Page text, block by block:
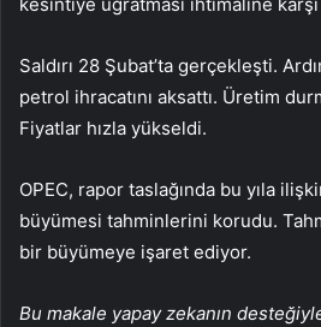
kesintiye uğratması ihtimaline karşı
Saldırı 28 Şubat’ta gerçekleşti.
petrol ihracatını aksattı. Üretim
Fiyatlar hızla yükseldi.
OPEC, rapor taslağında bu yıla
büyümesi tahminlerini korudu.
bir büyümeye işaret ediyor.
Bu makale yapay zekanın